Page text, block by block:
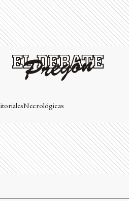
Necrológicas